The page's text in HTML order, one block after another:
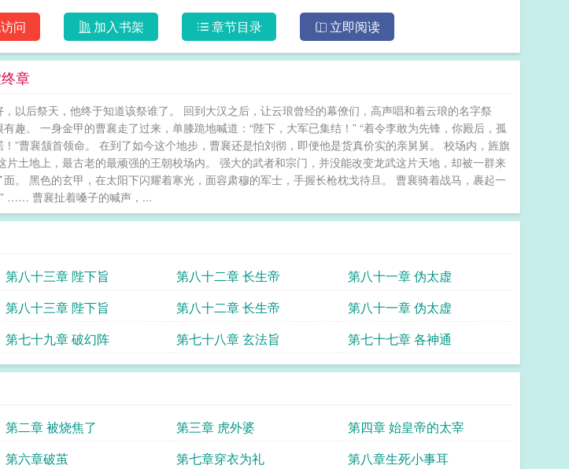
问 加入书架 章节目录 立即阅读
章
以后祭天，他终于知道该祭谁了。 回到大汉之后，让云琅曾经的幕僚们，高声唱和着云琅的名字祭
趣。 一身金甲的曹襄走了过来，单膝跪地喊道：“陛下，大军已集结！” “着令李敢为先锋，你殿后，孤
！”曹襄颔首领命。 在到了如今这个地步，曹襄还是怕刘彻，即便他是货真价实的亲舅舅。 校场内，旌旗
土地上，最古老的最顽强的王朝校场内。 强大的武者和宗门，并没能改变龙武这片天地，却被一群来
。 黑色的玄甲，在太阳下闪耀着寒光，面容肃穆的军士，手握长枪枕戈待旦。 曹襄骑着战马，裹起一
…… 曹襄扯着嗓子的喊声，...
第八十三章 陛下旨 第八十二章 长生帝
第八十一章 伪太虚
第八十三章 陛下旨 第八十二章 长生帝
第八十一章 伪太虚
第七十九章 破幻阵 第七十八章 玄法旨 第七十七章 各神通
第二章 被烧焦了 第三章 虎外婆
第四章 始皇帝的太宰
第六章破茧 第七章穿衣为礼
第八章生死小事耳